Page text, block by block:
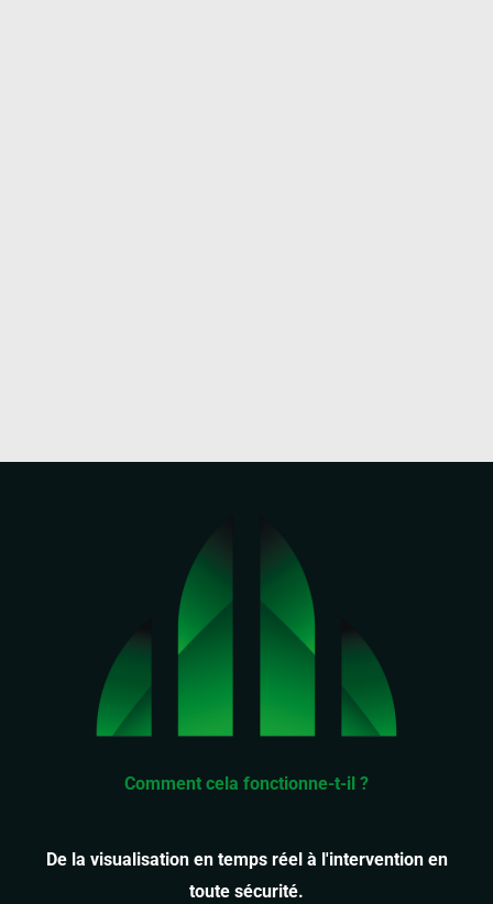
Comment cela fonctionne-t-il ?
De la visualisation en temps réel à l'intervention en
toute sécurité.